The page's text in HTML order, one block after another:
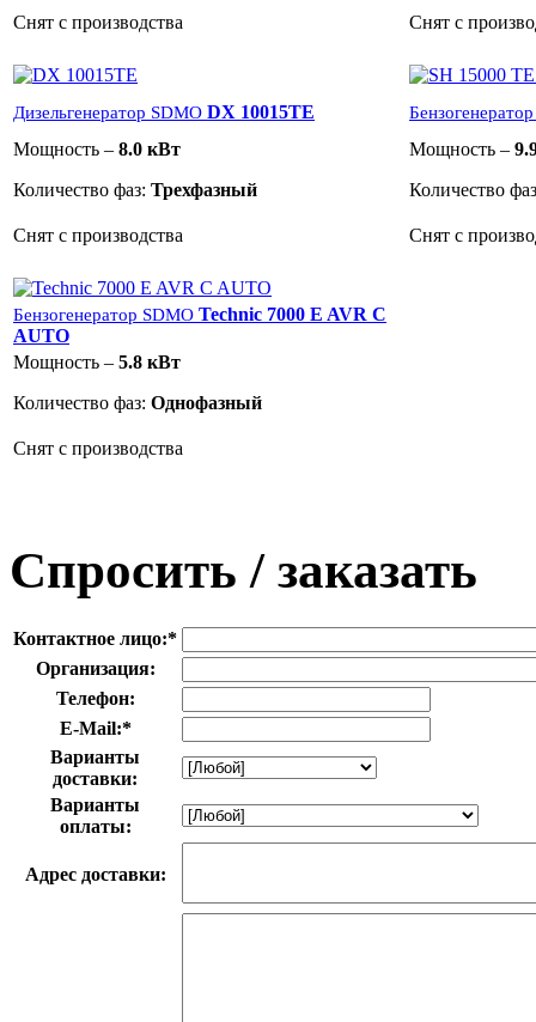
Снят с производства Снят с
Дизельгенератор SDMO DX 10015TE
Мощность – 8.0 кВт
Количество фаз: Трехфазный
Мощность –
Количество
Снят с производства Снят с
Бензогенератор SDMO Technic 7000 E AVR C
AUTO
Мощность – 5.8 кВт
Количество фаз: Однофазный
Снят с производства
Спросить / заказать
Контактное лицо:*
Организация:
Телефон:
E-Mail:*
Варианты
доставки:
Варианты
оплаты:
Адрес доставки: